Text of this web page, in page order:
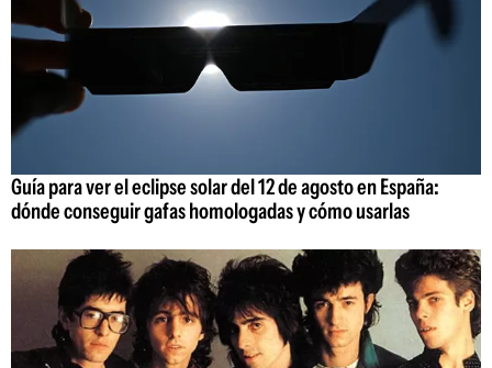
Guía para ver el eclipse solar del 12 de agosto en España:
dónde conseguir gafas homologadas y cómo usarlas